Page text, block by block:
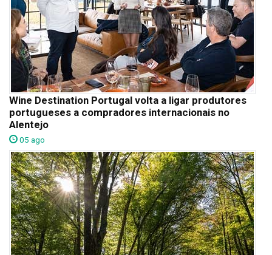
Wine Destination Portugal volta a ligar produtores
portugueses a compradores internacionais no
Alentejo
05 ago